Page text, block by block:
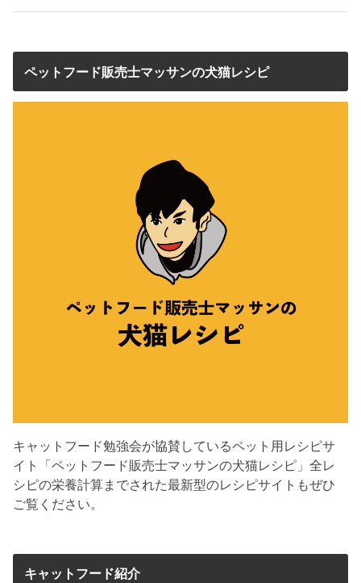
ペットフード販売士マッサンの犬猫レシピ
キャットフード勉強会が協賛しているペット用レシピサ
イト「ペットフード販売士マッサンの犬猫レシピ」全レ
シピの栄養計算までされた最新型のレシピサイトもぜひ
ご覧ください。
キャットフード紹介